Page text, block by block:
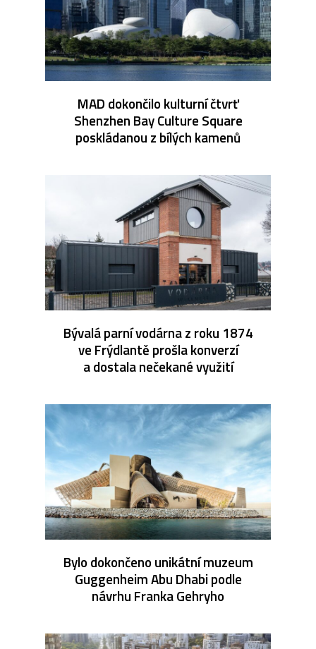
MAD dokončilo kulturní čtvrť
Shenzhen Bay Culture Square
poskládanou z bílých kamenů
Bývalá parní vodárna z roku 1874
ve Frýdlantě prošla konverzí
a dostala nečekané využití
Bylo dokončeno unikátní muzeum
Guggenheim Abu Dhabi podle
návrhu Franka Gehryho